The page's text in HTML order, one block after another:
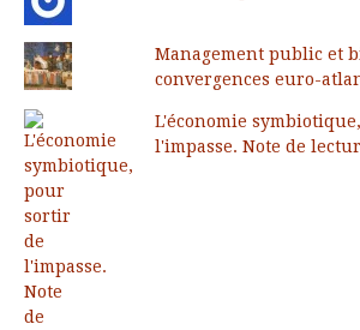
Management public et
convergences euro-
L'économie
l'impasse. Note de